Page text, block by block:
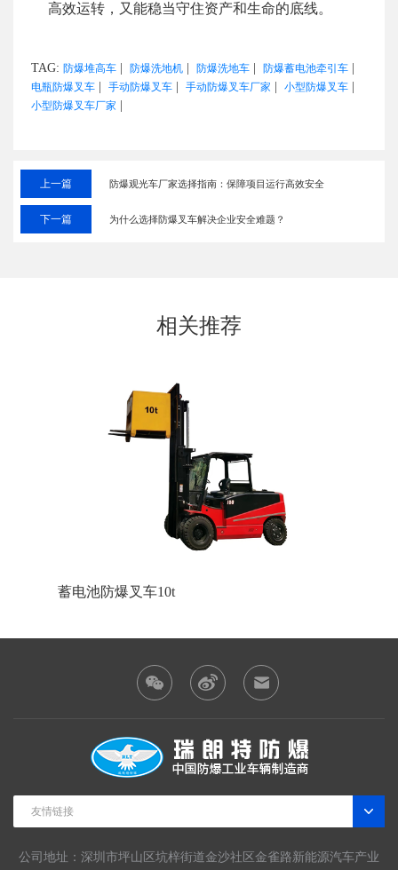
高效运转，又能稳当守住资产和生命的底线。
TAG: 防爆堆高车 防爆洗地机 防爆洗地车 防爆蓄电池牵引车
电瓶防爆叉车 手动防爆叉车 手动防爆叉车厂家 小型防爆叉车
小型防爆叉车厂家
上一篇 防爆观光车厂家选择指南：保障项目运行高效安全
下一篇 为什么选择防爆叉车解决企业安全难题？
相关推荐
蓄电池防爆叉车10t
友情链接
公司地址：深圳市坪山区坑梓街道金沙社区金雀路新能源汽车产业